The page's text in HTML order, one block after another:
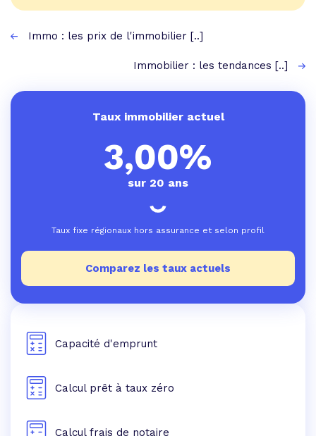
Immo : les prix de l'immobilier [..]
Immobilier : les tendances [..]
Taux immobilier actuel
3,00%
sur 20 ans
Taux fixe régionaux hors assurance et selon profil
Comparez les taux actuels
Capacité d'emprunt
Calcul prêt à taux zéro
Calcul frais de notaire